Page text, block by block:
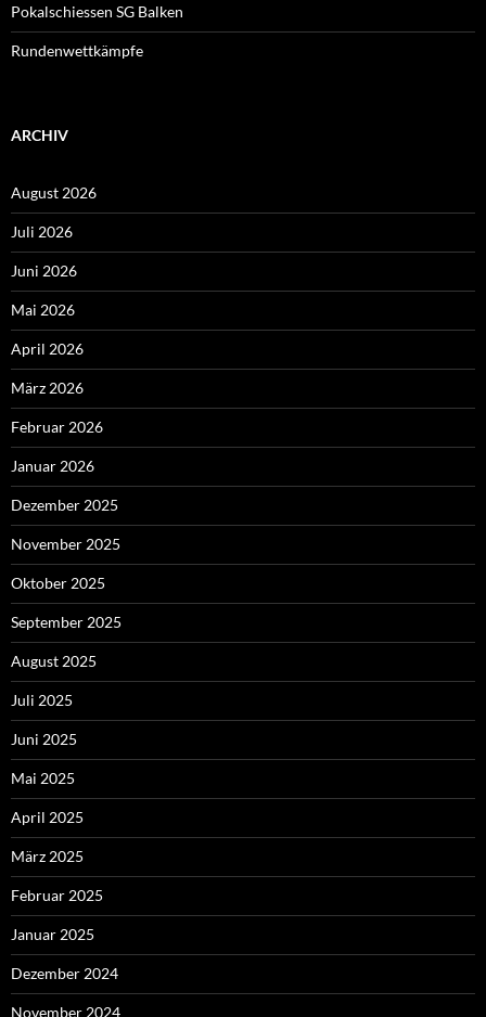
Pokalschiessen SG Balken
Rundenwettkämpfe
ARCHIV
August 2026
Juli 2026
Juni 2026
Mai 2026
April 2026
März 2026
Februar 2026
Januar 2026
Dezember 2025
November 2025
Oktober 2025
September 2025
August 2025
Juli 2025
Juni 2025
Mai 2025
April 2025
März 2025
Februar 2025
Januar 2025
Dezember 2024
November 2024